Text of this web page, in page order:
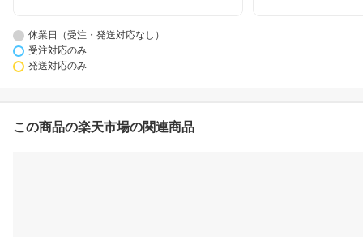
休業日（受注・発送対応なし）
受注対応のみ
発送対応のみ
この商品の楽天市場の関連商品